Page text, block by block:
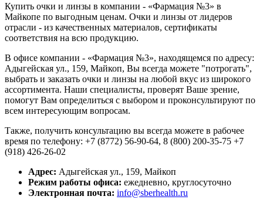
Купить очки и линзы в компании - «Фармация №3» в
Майкопе по выгодным ценам. Очки и линзы от лидеров
отрасли - из качественных материалов, сертификаты
соответствия на всю продукцию.
В офисе компании - «Фармация №3», находящемся по адресу:
Адыгейская ул., 159, Майкоп, Вы всегда можете "потрогать",
выбрать и заказать очки и линзы на любой вкус из широкого
ассортимента. Наши специалисты, проверят Ваше зрение,
помогут Вам определиться с выбором и проконсультируют по
всем интересующим вопросам.
Также, получить консультацию вы всегда можете в рабочее
время по телефону: +7 (8772) 56-90-64, 8 (800) 200-35-75 +7
(918) 426-26-02
Адрес: Адыгейская ул., 159, Майкоп
Режим работы офиса: ежедневно, круглосуточно
Электронная почта: info@sberhealth.ru